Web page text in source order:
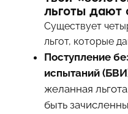
льготы дают
Существует
льгот, которые
Поступление
испытаний
желанная
быть